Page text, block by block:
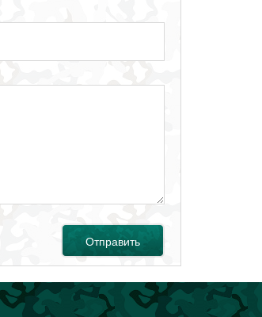
Отправить